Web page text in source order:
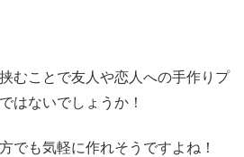
むことで友人や恋人への手作りプ
はないでしょうか！
でも気軽に作れそうですよね！